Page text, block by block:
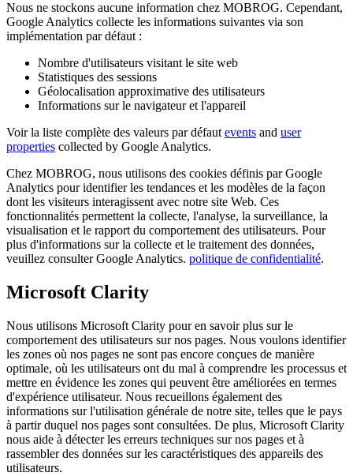
Nous ne stockons aucune information chez MOBROG. Cependant,
Google Analytics collecte les informations suivantes via son
implémentation par défaut :
Nombre d'utilisateurs visitant le site web
Statistiques des sessions
Géolocalisation approximative des utilisateurs
Informations sur le navigateur et l'appareil
Voir la liste complète des valeurs par défaut events and user
properties collected by Google Analytics.
Chez MOBROG, nous utilisons des cookies définis par Google
Analytics pour identifier les tendances et les modèles de la façon
dont les visiteurs interagissent avec notre site Web. Ces
fonctionnalités permettent la collecte, l'analyse, la surveillance, la
visualisation et le rapport du comportement des utilisateurs. Pour
plus d'informations sur la collecte et le traitement des données,
veuillez consulter Google Analytics. politique de confidentialité.
Microsoft Clarity
Nous utilisons Microsoft Clarity pour en savoir plus sur le
comportement des utilisateurs sur nos pages. Nous voulons identifier
les zones où nos pages ne sont pas encore conçues de manière
optimale, où les utilisateurs ont du mal à comprendre les processus et
mettre en évidence les zones qui peuvent être améliorées en termes
d'expérience utilisateur. Nous recueillons également des
informations sur l'utilisation générale de notre site, telles que le pays
à partir duquel nos pages sont consultées. De plus, Microsoft Clarity
nous aide à détecter les erreurs techniques sur nos pages et à
rassembler des données sur les caractéristiques des appareils des
utilisateurs.